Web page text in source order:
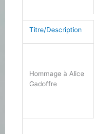
Titre/Description
Hommage à Alice
Gadoffre